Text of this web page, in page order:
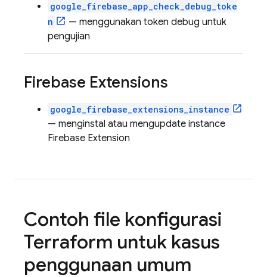
google_firebase_app_check_debug_toke
n
— menggunakan token debug untuk
pengujian
Firebase Extensions
google_firebase_extensions_instance
— menginstal atau mengupdate instance
Firebase Extension
Contoh file konfigurasi
Terraform untuk kasus
penggunaan umum